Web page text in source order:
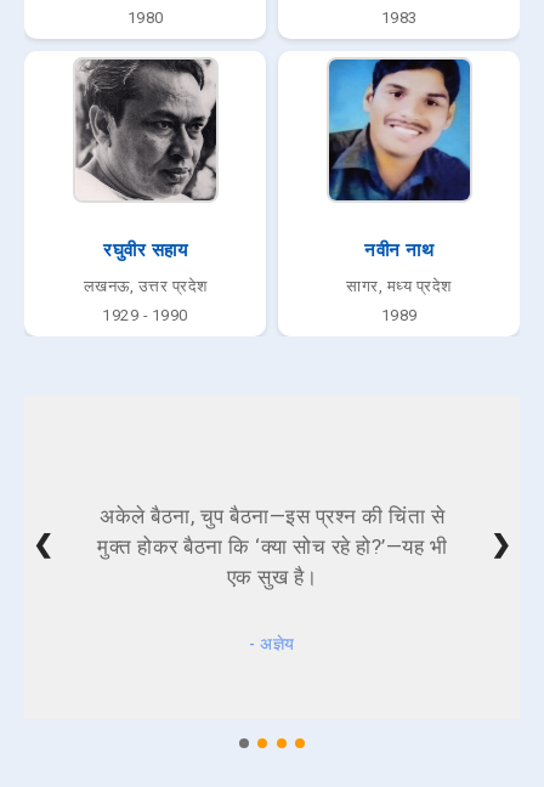
1980
1983
रघुवीर सहाय
लखनऊ, उत्तर प्रदेश
1929 - 1990
नवीन नाथ
सागर, मध्य प्रदेश
1989
अकेले बैठना, चुप बैठना—इस प्रश्न की चिंता से
मुक्त होकर बैठना कि ‘क्या सोच रहे हो?’—यह भी
एक सुख है।
- अज्ञेय
❮ ❯